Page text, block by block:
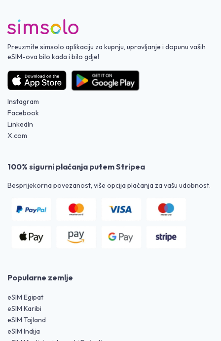
Preuzmite simsolo aplikaciju za kupnju, upravljanje i dopunu vaših
eSIM-ova bilo kada i bilo gdje!
Instagram
Facebook
LinkedIn
X.com
100% sigurni plaćanja putem Stripea
Besprijekorna povezanost, više opcija plaćanja za vašu udobnost.
Popularne zemlje
eSIM Egipat
eSIM Karibi
eSIM Tajland
eSIM Indija